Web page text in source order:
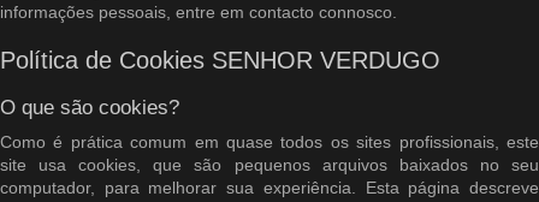
informações pessoais, entre em contacto connosco.
Política de Cookies SENHOR VERDUGO
O que são cookies?
Como é prática comum em quase todos os sites profissionais, este
site usa cookies, que são pequenos arquivos baixados no seu
computador, para melhorar sua experiência. Esta página descreve